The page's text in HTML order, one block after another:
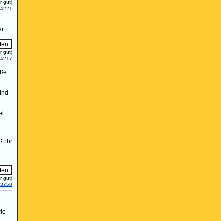
gut)
gut)
ihr
gut)